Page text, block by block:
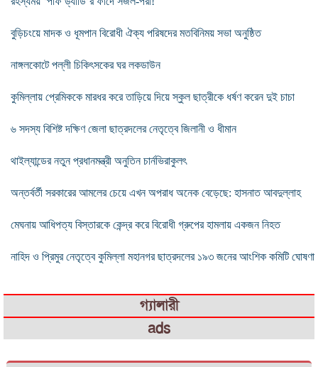
বুড়িচংয়ে মাদক ও ধূমপান বিরোধী ঐক্য পরিষদের মতবিনিময় সভা অনুষ্ঠিত
নাঙ্গলকোটে পল্লী চিকিৎসকের ঘর লকডাউন
কুমিল্লায় প্রেমিককে মারধর করে তাড়িয়ে দিয়ে স্কুল ছাত্রীকে ধর্ষণ করেন দুই চাচা
৬ সদস্য বিশিষ্ট দক্ষিণ জেলা ছাত্রদলের নেতৃত্বে জিলানী ও ধীমান
থাইল্যান্ডের নতুন প্রধানমন্ত্রী অনুতিন চার্নভিরাকুলৎ
অন্তর্বর্তী সরকারের আমলের চেয়ে এখন অপরাধ অনেক বেড়েছে: হাসনাত আবদুল্লাহ
মেঘনায় আধিপত্য বিস্তারকে কেন্দ্র করে বিরোধী গ্রুপের হামলায় একজন নিহত
নাহিদ ও প্রিমুর নেতৃত্বে কুমিল্লা মহানগর ছাত্রদলের ১৯৩ জনের আংশিক কমিটি ঘোষণা
গ্যালারী
ads